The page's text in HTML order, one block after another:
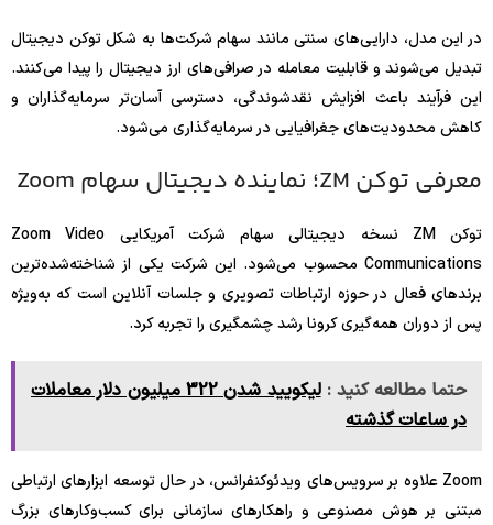
در این مدل، دارایی‌های سنتی مانند سهام شرکت‌ها به شکل توکن دیجیتال
تبدیل می‌شوند و قابلیت معامله در صرافی‌های ارز دیجیتال را پیدا می‌کنند.
این فرآیند باعث افزایش نقدشوندگی، دسترسی آسان‌تر سرمایه‌گذاران و
کاهش محدودیت‌های جغرافیایی در سرمایه‌گذاری می‌شود.
معرفی توکن ZM؛ نماینده دیجیتال سهام Zoom
توکن ZM نسخه دیجیتالی سهام شرکت آمریکایی Zoom Video
Communications محسوب می‌شود. این شرکت یکی از شناخته‌شده‌ترین
برندهای فعال در حوزه ارتباطات تصویری و جلسات آنلاین است که به‌ویژه
پس از دوران همه‌گیری کرونا رشد چشمگیری را تجربه کرد.
حتما مطالعه کنید :
لیکویید شدن 322 میلیون دلار معاملات
در ساعات گذشته
Zoom علاوه بر سرویس‌های ویدئوکنفرانس، در حال توسعه ابزارهای ارتباطی
مبتنی بر هوش مصنوعی و راهکارهای سازمانی برای کسب‌وکارهای بزرگ